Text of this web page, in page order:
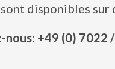
disponibles sur
+49 (0) 7022